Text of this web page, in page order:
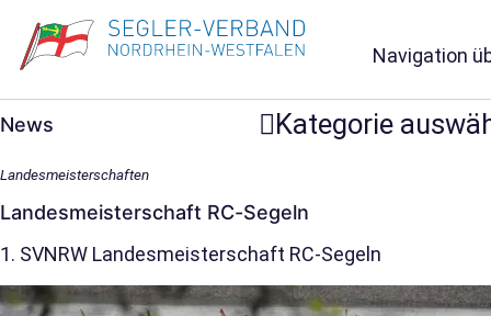
Navigation
News Kategorie
Landesmeisterschaften
Landes­meisterschaft RC-Segeln
1. SVNRW Landesmeisterschaft RC-Segeln